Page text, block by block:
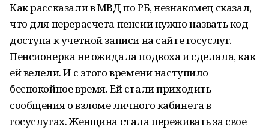
Как рассказали в МВД по РБ, незнакомец сказал,
что для перерасчета пенсии нужно назвать код
доступа к учетной записи на сайте госуслуг.
Пенсионерка не ожидала подвоха и сделала, как
ей велели. И с этого времени наступило
беспокойное время. Ей стали приходить
сообщения о взломе личного кабинета в
госуслугах. Женщина стала переживать за свое